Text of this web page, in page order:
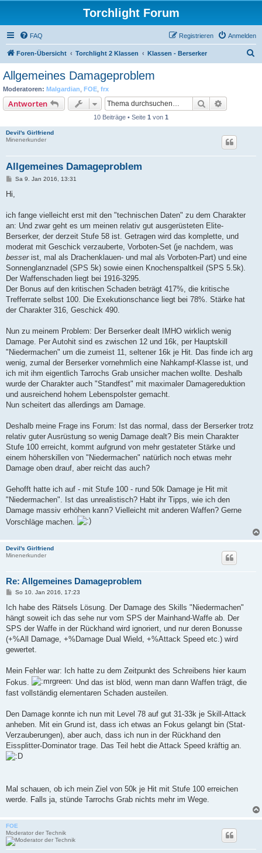
Torchlight Forum
FAQ Anmelden
Registrieren
Foren-Übersicht Torchlight 2 Klassen Klassen - Berserker
Allgemeines Damageproblem
Moderatoren: Malgardian FOE frx
Antworten Suche
10 Beiträge • Seite 1 von 1
Devil's Girlfriend
Minenerkunder
Allgemeines Damageproblem
B
t
a
Sa 9. Jan 2016, 13:31
Hi,
ich fange vielleicht erst mit den "technischen Daten" zu dem Charakter
an: Und zwar geht es um meinen relativ gut ausgerüsteten Elite-
Berserker, der derzeit Stufe 58 ist. Getragen wird das komplette, und
moderat mit Geschick verzauberte, Vorboten-Set (je nachdem, was
besserist, mal als Drachenklauen- und mal als Vorboten-Part) und eine
Sonnenglanznadel (SPS 5k) sowie einen Knochenspaltkeil (SPS 5.5k).
Der Waffenschaden liegt bei 1916-3295.
Der Bonus auf den kritischen Schaden beträgt 417%, die kritische
Trefferrate selbst 100. Die Exekutionschance liegt bei 78%. Stärke hat
der Charakter 316, Geschick 490.
Nun zu meinem Problem: Der Berserker dealt IMHO wirklich wenig
Damage. Per Autohit sind es zwischen 12 und 16k, per Hauptskill
"Niedermachen" um die zumeist 11, seltener 16k je Hit. Das finde ich arg
wenig, zumal der Berserker vornehmlich eine Nahkampf-Klasse ist, und
ich mit ihm eigentlich Tarrochs Grab unsicher machen wollte. Deshalb
wurde der Charakter auch "Standfest" mit maximaler Damagereduktion
und ausreichend hohem Lebenspolster gemacht.
Nun scheitert das allerdings am Damage.
Deshalb meine Frage ins Forum: Ist das normal, dass der Berserker trotz
relativ guter Ausrüstung so wenig Damage dealt? Bis mein Charakter
Stufe 100 erreicht, kommt aufgrund von mehr gestateter Stärke und
einem höherskillen von "Niedermachen" natürlich noch etwas mehr
Damage oben drauf, aber reicht das auch?
Gehofft hatte ich auf - mit Stufe 100 - rund 50k Damage je Hit mit
"Niedermachen". Ist das unrealistisch? Habt ihr Tipps, wie ich den
Damage massiv erhöhen kann? Vielleicht mit anderen Waffen? Gerne
Vorschläge machen.
Devil's Girlfriend
Minenerkunder
Re: Allgemeines Damageproblem
B
i
r
a
So 10. Jan 2016, 17:23
Ich habe des Rätsels Lösung. Der Damage des Skills "Niedermachen"
hängt soweit ich das sehe nur vom SPS der Mainhand-Waffe ab. Der
SPS der Waffe in der Rückhand wird ignoriert, und nur deren Bonusse
(+%All Damage, +%Damage Dual Wield, +%Attack Speed etc.) wird
gewertet.
Mein Fehler war: Ich hatte zu dem Zeitpunkt des Schreibens hier kaum
Fokus.
Und das ist blöd, wenn man dann Waffen trägt, die
fast vollständig elementaren Schaden austeilen.
Den Damage konnte ich nun mit Level 78 auf gut 31-33k je Skill-Attack
anheben. Mit ein Grund ist, dass ich etwas an Fokus gelangt bin (Stat-
Verzauberungen), aber auch, dass ich nun in der Rückhand den
Eissplitter-Dominator trage. Das Teil hebt die Attack Speed kräftig an.
Mal schauen, ob ich mein Ziel von 50k je Hit mit Stufe 100 erreichen
werde. Falls ja, stünde Tarrochs Grab nichts mehr im Wege.
FOE
Moderator der Technik